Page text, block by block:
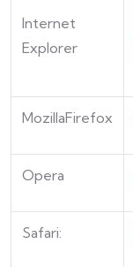
Internet
Explorer
MozillaFirefox
Opera
Safari: